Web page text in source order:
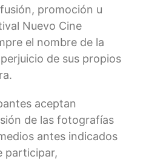
promoción u
Nuevo Cine
el nombre de la
de sus propios
aceptan
de las fotografías
antes indicados
participar,